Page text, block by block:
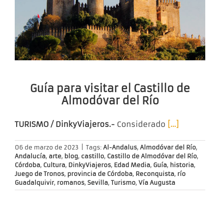
Guía para visitar el Castillo de
Almodóvar del Río
TURISMO / DinkyViajeros.- Considerado […]
06 de marzo de 2023 Tags: Al-Andalus, Almodóvar del Río,
Andalucía, arte, blog, castillo, Castillo de Almodóvar del Río,
Córdoba, Cultura, DinkyViajeros, Edad Media, Guía, historia,
Juego de Tronos, provincia de Córdoba, Reconquista, río
Guadalquivir, romanos, Sevilla, Turismo, Vía Augusta